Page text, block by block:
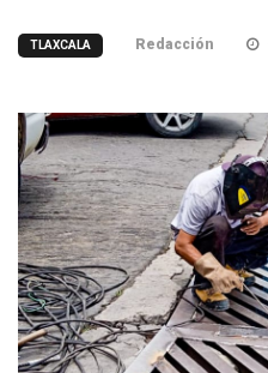
TLAXCALA Redacción